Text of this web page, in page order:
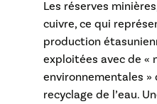
Les réserves
cuivre, ce qui
production
exploitées avec de «
environnementales
recyclage de l’eau.